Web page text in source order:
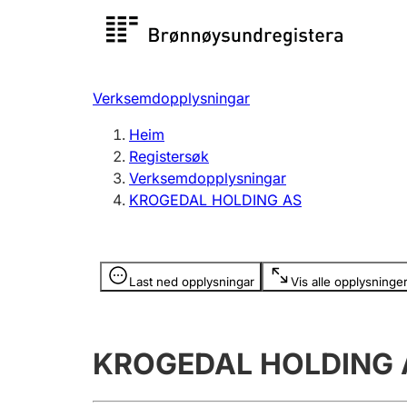
Registersøk
Registrere, endre, slette
Verksemdopplysningar
Heim
Registersøk
Verksemdopplysningar
KROGEDAL HOLDING AS
Last ned opplysningar Vis alle opplysninger
Opplysninger er skjult
KROGEDAL HOLDING